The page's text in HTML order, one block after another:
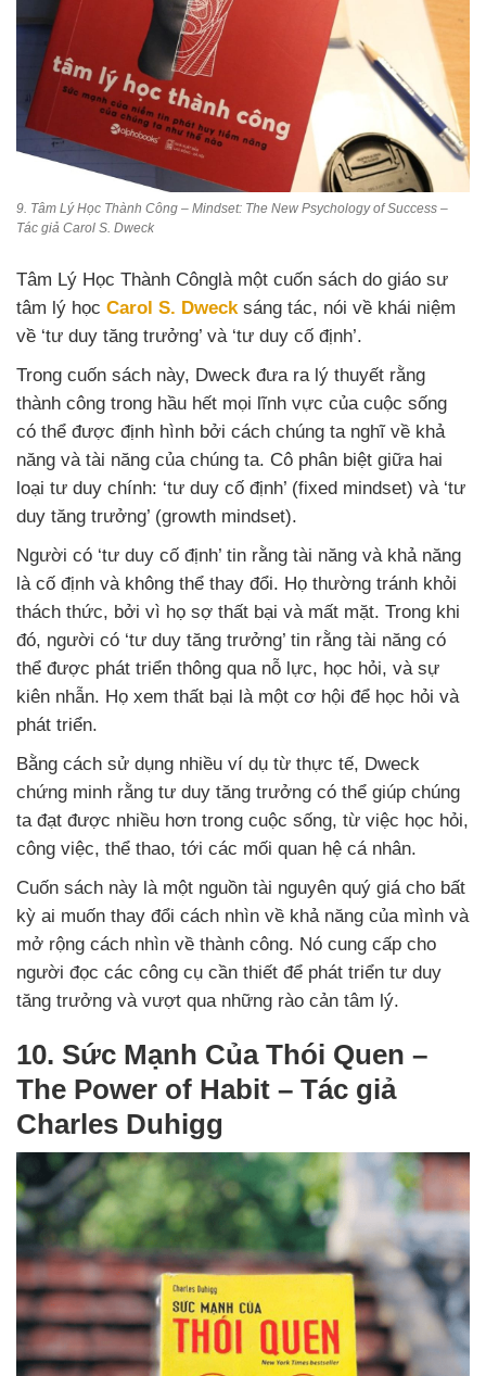
9. Tâm Lý Học Thành Công – Mindset: The New Psychology of Success –
Tác giả Carol S. Dweck
Tâm Lý Học Thành Cônglà một cuốn sách do giáo sư
tâm lý học Carol S. Dwecksáng tác, nói về khái niệm
về ‘tư duy tăng trưởng’ và ‘tư duy cố định’.
Trong cuốn sách này, Dweck đưa ra lý thuyết rằng
thành công trong hầu hết mọi lĩnh vực của cuộc sống
có thể được định hình bởi cách chúng ta nghĩ về khả
năng và tài năng của chúng ta. Cô phân biệt giữa hai
loại tư duy chính: ‘tư duy cố định’ (fixed mindset) và ‘tư
duy tăng trưởng’ (growth mindset).
Người có ‘tư duy cố định’ tin rằng tài năng và khả năng
là cố định và không thể thay đổi. Họ thường tránh khỏi
thách thức, bởi vì họ sợ thất bại và mất mặt. Trong khi
đó, người có ‘tư duy tăng trưởng’ tin rằng tài năng có
thể được phát triển thông qua nỗ lực, học hỏi, và sự
kiên nhẫn. Họ xem thất bại là một cơ hội để học hỏi và
phát triển.
Bằng cách sử dụng nhiều ví dụ từ thực tế, Dweck
chứng minh rằng tư duy tăng trưởng có thể giúp chúng
ta đạt được nhiều hơn trong cuộc sống, từ việc học hỏi,
công việc, thể thao, tới các mối quan hệ cá nhân.
Cuốn sách này là một nguồn tài nguyên quý giá cho bất
kỳ ai muốn thay đổi cách nhìn về khả năng của mình và
mở rộng cách nhìn về thành công. Nó cung cấp cho
người đọc các công cụ cần thiết để phát triển tư duy
tăng trưởng và vượt qua những rào cản tâm lý.
10. Sức Mạnh Của Thói Quen –
The Power of Habit – Tác giả
Charles Duhigg